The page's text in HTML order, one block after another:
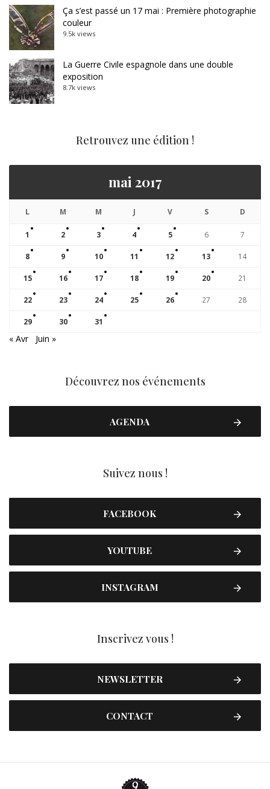
Ça s’est passé un 17 mai : Première photographie
couleur
9.5k views
La Guerre Civile espagnole dans une double
exposition
8.7k views
Retrouvez une édition !
mai 2017
L M M J V S D
1 2 3 4 5 6 7
8 9 10 11 12 13 14
15 16 17 18 19 20 21
22 23 24 25 26 27 28
29 30 31
« Avr Juin »
Découvrez nos événements
AGENDA
Suivez nous !
FACEBOOK
YOUTUBE
INSTAGRAM
Inscrivez vous !
NEWSLETTER
CONTACT